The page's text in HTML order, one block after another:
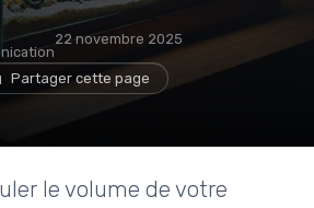
22 novembre 2025
Partager cette page
le volume de votre